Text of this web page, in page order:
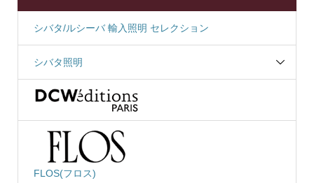
シバタ/ルシーバ 輸入照明 セレクション
シバタ照明
FLOS(フロス)